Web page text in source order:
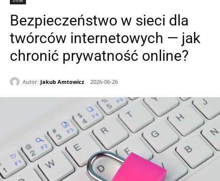
Bezpieczeństwo w sieci dla
twórców internetowych — jak
chronić prywatność online?
Autor: Jakub Amtowicz 2026-06-26